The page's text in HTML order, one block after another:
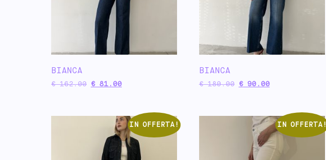
BIANCA
€162.00 € 81.00
BIANCA
€180.00 €90.00
IN OFFERTA! IN OFFERTA!